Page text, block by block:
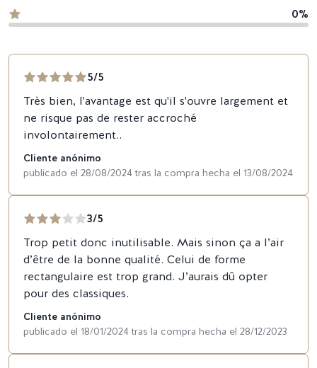
0%
5/5
Très bien, l'avantage est qu'il s'ouvre largement et
ne risque pas de rester accroché
involontairement..
Cliente anónimo
publicado el 28/08/2024 tras la compra hecha el 13/08/2024
3/5
Trop petit donc inutilisable. Mais sinon ça a l’air
d’être de la bonne qualité. Celui de forme
rectangulaire est trop grand. J’aurais dû opter
pour des classiques.
Cliente anónimo
publicado el 18/01/2024 tras la compra hecha el 28/12/2023